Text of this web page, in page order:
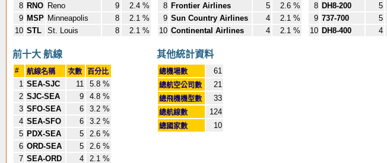
8 RNO Reno 9
2.4 %
9 MSP Minneapolis 8
2.1 %
10 STL St. Louis 8 2.1 %
8 Frontier Airlines 5
2.6 %
9 Sun Country Airlines 4
2.1 %
10 Continental Airlines 4 2.1 %
8 DH8-200 5
9 737-700 5
10 DH8-400 4
前十大 航線
# 航線名稱 次數 百分比
1 SEA-SJC 11
5.8 %
2 SJC-SEA 9
4.8 %
3 SFO-SEA 6
3.2 %
4 SEA-SFO 6
3.2 %
5 PDX-SEA 5
2.6 %
6 ORD-SEA 5
2.6 %
7 SEA-ORD 4 2.1 %
其他統計資料
總機場數 61
總航空公司數 21
總飛機機型數 33
總航線數 124
總國家數 10